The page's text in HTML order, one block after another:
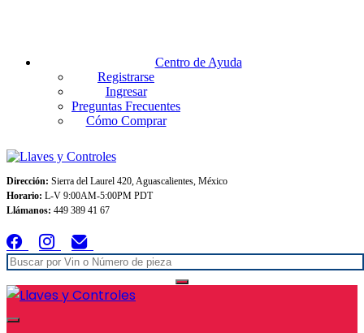
Centro de Ayuda
Registrarse
Ingresar
Preguntas Frecuentes
Cómo Comprar
Dirección: Sierra del Laurel 420, Aguascalientes, México
Horario: L-V 9:00AM-5:00PM PDT
Llámanos: 449 389 41 67